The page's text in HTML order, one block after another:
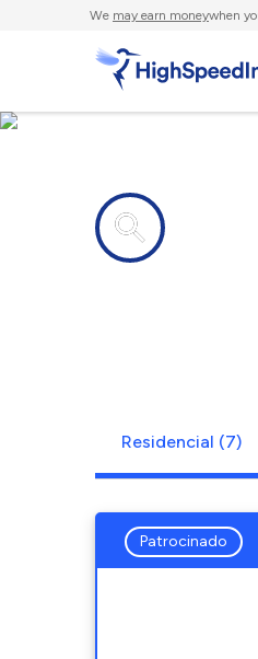
We may earn moneywhen
Residencial (7)
Patrocinado